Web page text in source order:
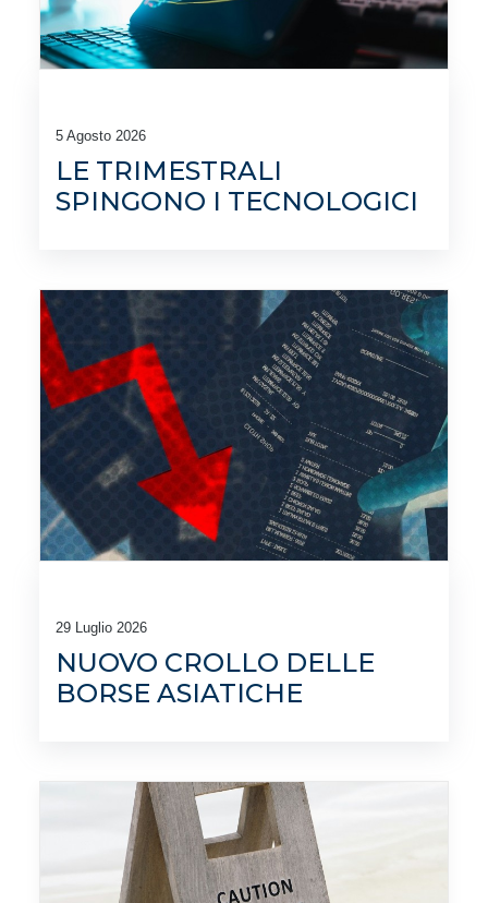
5 Agosto 2026
LE TRIMESTRALI
SPINGONO I TECNOLOGICI
29 Luglio 2026
NUOVO CROLLO DELLE
BORSE ASIATICHE